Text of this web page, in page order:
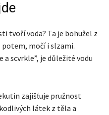
tvoří voda? Ta je bohužel z
potem, močí i slzami.
a scvrkle”, je důležité vodu
zajišťuje pružnost
látek z těla a